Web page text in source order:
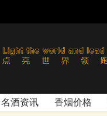
名酒资讯 香烟价格